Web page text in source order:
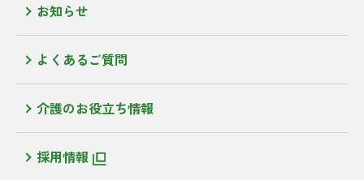
お知らせ
よくあるご質問
介護のお役立ち情報
採用情報